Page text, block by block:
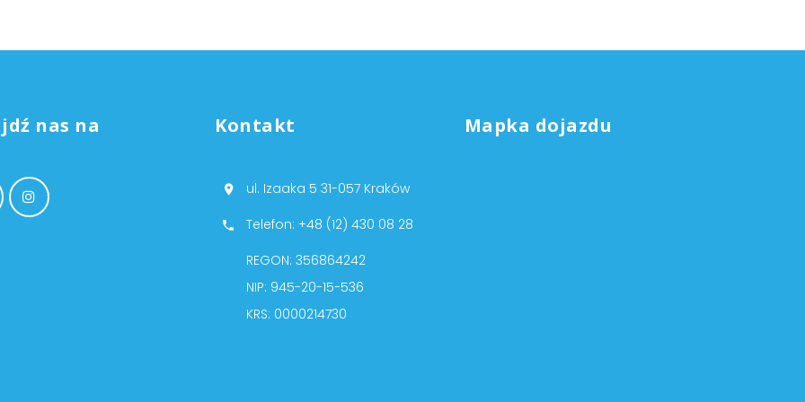
nas na Kontakt
ul. Izaaka 5 31-057 Kraków
Telefon: +48 (12) 430 08 28
REGON: 356864242
NIP: 945-20-15-536
KRS: 0000214730
Mapka dojazdu